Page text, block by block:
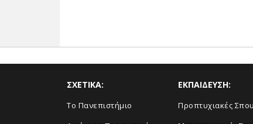
ΣΧΕΤΙΚΑ:
Το Πανεπιστήμιο
ΕΚΠΑΙΔΕΥΣΗ:
Προπτυχιακές